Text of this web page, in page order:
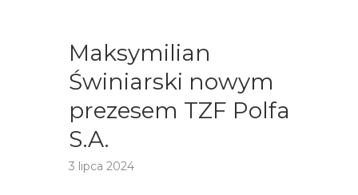
Maksymilian
Świniarski nowym
prezesem TZF Polfa
S.A.
3 lipca 2024